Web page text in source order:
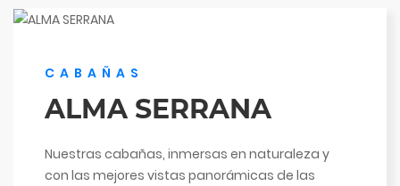
CABAÑAS
ALMA SERRANA
Nuestras cabañas, inmersas en naturaleza y
con las mejores vistas panorámicas de las